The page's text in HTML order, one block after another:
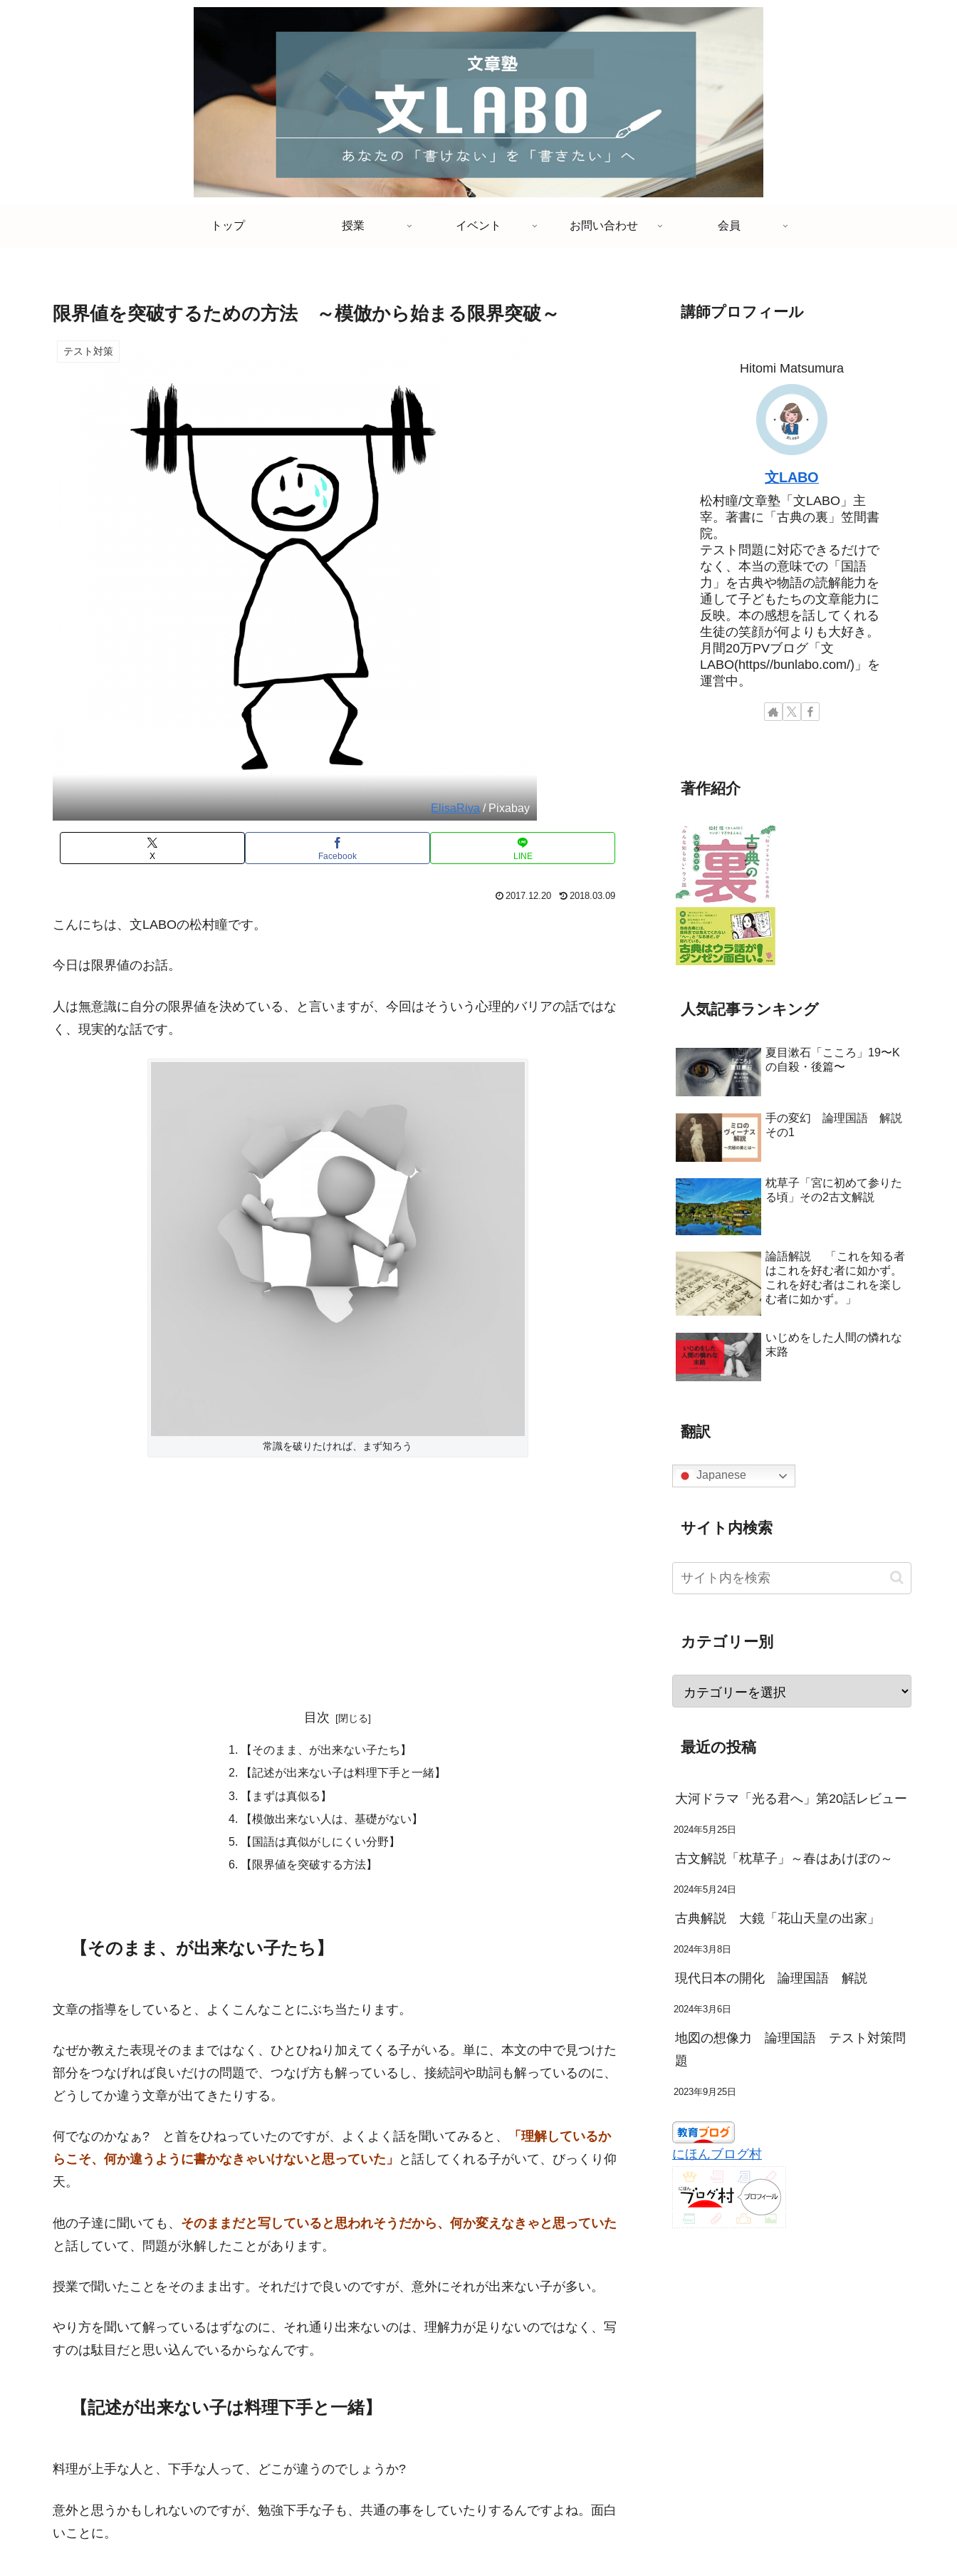
トップ 授業 イベント お問い合わせ 会員
限界値を突破するための方法 ～模倣から始まる限界突破～
テスト対策
ElisaRiva/ Pixabay
X Facebook LINE
2017.12.20 2018.03.09
こんにちは、文LABOの松村瞳です。
今日は限界値のお話。
人は無意識に自分の限界値を決めている、と言いますが、今回はそういう心理的バリアの話ではな
く、現実的な話です。
常識を破りたければ、まず知ろう
目次
【そのまま、が出来ない子たち】
【記述が出来ない子は料理下手と一緒】
【まずは真似る】
【模倣出来ない人は、基礎がない】
【国語は真似がしにくい分野】
【限界値を突破する方法】
【そのまま、が出来ない子たち】
文章の指導をしていると、よくこんなことにぶち当たります。
なぜか教えた表現そのままではなく、ひとひねり加えてくる子がいる。単に、本文の中で見つけた
部分をつなげれば良いだけの問題で、つなげ方も解っているし、接続詞や助詞も解っているのに、
どうしてか違う文章が出てきたりする。
何でなのかなぁ? と首をひねっていたのですが、よくよく話を聞いてみると、
「理解しているか
らこそ、何か違うように書かなきゃいけないと思っていた」
と話してくれる子がいて、びっくり仰
天。
他の子達に聞いても、 そのままだと写していると思われそうだから、何か変えなきゃと思っていた
と話していて、問題が氷解したことがあります。
授業で聞いたことをそのまま出す。それだけで良いのですが、意外にそれが出来ない子が多い。
やり方を聞いて解っているはずなのに、それ通り出来ないのは、理解力が足りないのではなく、写
すのは駄目だと思い込んでいるからなんです。
【記述が出来ない子は料理下手と一緒】
料理が上手な人と、下手な人って、どこが違うのでしょうか?
意外と思うかもしれないのですが、勉強下手な子も、共通の事をしていたりするんですよね。面白
いことに。
講師プロフィール
Hitomi Matsumura
文LABO
松村瞳/文章塾「文LABO」主
宰。著書に「古典の裏」笠間書
院。
テスト問題に対応できるだけで
なく、本当の意味での「国語
力」を古典や物語の読解能力を
通して子どもたちの文章能力に
反映。本の感想を話してくれる
生徒の笑顔が何よりも大好き。
月間20万PVブログ「文
LABO(https//bunlabo.com/)」を
運営中。
著作紹介
人気記事ランキング
夏目漱石「こころ」19〜K
の自殺・後篇〜
手の変幻 論理国語 解説
その1
枕草子「宮に初めて参りた
る頃」その2古文解説
論語解説 「これを知る者
はこれを好む者に如かず。
これを好む者はこれを楽し
む者に如かず。」
いじめをした人間の憐れな
末路
翻訳
Japanese
サイト内検索
カテゴリー別
最近の投稿
大河ドラマ「光る君へ」第20話レビュー
2024年5月25日
古文解説「枕草子」～春はあけぼの～
2024年5月24日
古典解説 大鏡「花山天皇の出家」
2024年3月8日
現代日本の開化 論理国語 解説
2024年3月6日
地図の想像力 論理国語 テスト対策問
題
2023年9月25日
にほんブログ村